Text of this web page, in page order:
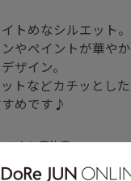
トめなシルエット。
やペイントが華や
ザイン。
トなどカチッとし
めです♪
アトレ恵比寿